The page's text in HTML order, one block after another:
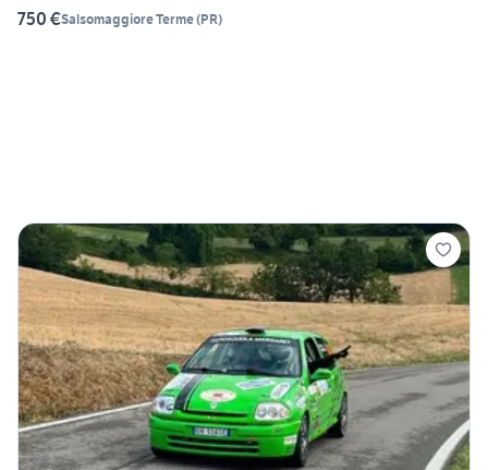
750 €Salsomaggiore Terme(PR)